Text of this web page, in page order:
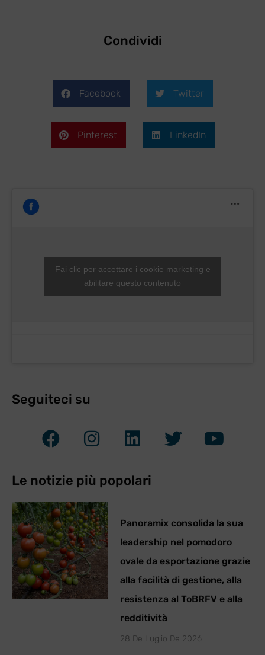
Condividi
Facebook Twitter
Pinterest LinkedIn
Fai clic per accettare i cookie marketing e
abilitare questo contenuto
Seguiteci su
Le notizie più popolari
Panoramix consolida la sua
leadership nel pomodoro
ovale da esportazione grazie
alla facilità di gestione, alla
resistenza al ToBRFV e alla
redditività
28 De Luglio De 2026